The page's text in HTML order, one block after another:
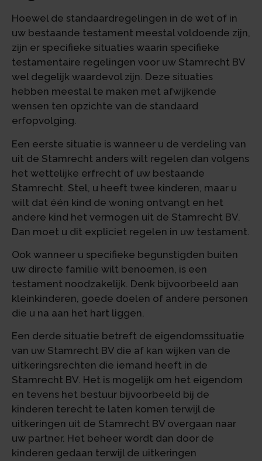
Hoewel de standaardregelingen in de wet of in
uw bestaande testament meestal voldoende zijn,
zijn er specifieke situaties waarin specifieke
testamentaire regelingen voor uw Stamrecht BV
wel degelijk waardevol zijn. Deze situaties
hebben meestal te maken met afwijkende
wensen ten opzichte van de standaard
erfopvolging.
Een eerste situatie is wanneer u de verdeling van
uit de Stamrecht anders wilt regelen dan volgens
het wettelijke erfrecht of uw bestaande
Stamrecht. Stel, u heeft twee kinderen, maar u
wilt dat één kind de woning ontvangt en het
andere kind het vermogen uit de Stamrecht BV.
Dan moet u dit expliciet regelen in uw testament.
Ook wanneer u specifieke begunstigden buiten
uw directe familie wilt benoemen, is een
testament noodzakelijk. Denk bijvoorbeeld aan
kleinkinderen, goede doelen of andere personen
die u na aan het hart liggen.
Een derde situatie betreft de eigendomssituatie
van uw Stamrecht BV die af kan wijken van de
uitkeringsrechten die iemand heeft in de
Stamrecht BV. Het is mogelijk om het eigendom
en tevens het bestuur bijvoorbeeld bij de
kinderen terecht te laten komen terwijl de
uitkeringen uit de Stamrecht BV overgaan naar
uw partner. Het beheer wordt dan door de
kinderen gedaan terwijl de uitkeringen